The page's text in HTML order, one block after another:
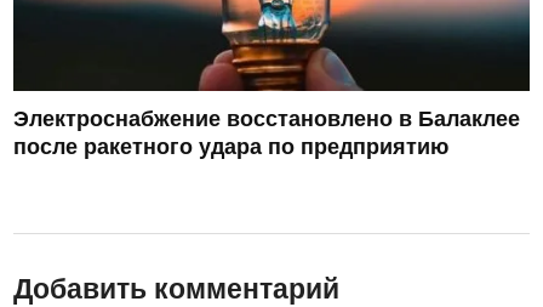
Электроснабжение восстановлено в Балаклее
после ракетного удара по предприятию
Добавить комментарий